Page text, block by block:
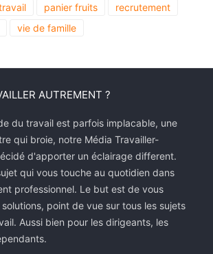
panier fruits
recrutement
vie de famille
AUTREMENT ?
du travail est parfois implacable, une
qui broie, notre Média Travailler-
d'apporter un éclairage different.
qui vous touche au quotidien dans
professionnel. Le but est de vous
point de vue sur tous les sujets
Aussi bien pour les dirigeants, les